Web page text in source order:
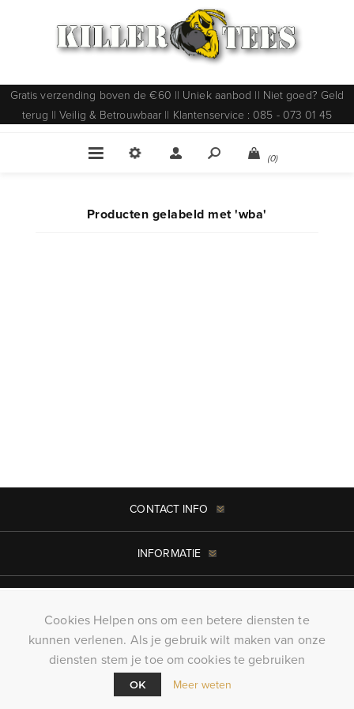
Gratis verzending boven de €60 || Uniek aanbod || Niet goed? Geld
terug || Veilig & Betrouwbaar || Klantenservice : 085 - 073 01 45
(0)
Producten gelabeld met 'wba'
CONTACT INFO
INFORMATIE
Copyright ; 2026 KillerTees. Alle rechten voorbehouden
Powered by
Cookies Helpen ons om een betere diensten te
kunnen verlenen. Als je gebruik wilt maken van onze
diensten stem je toe om cookies te gebruiken
OK Meer weten